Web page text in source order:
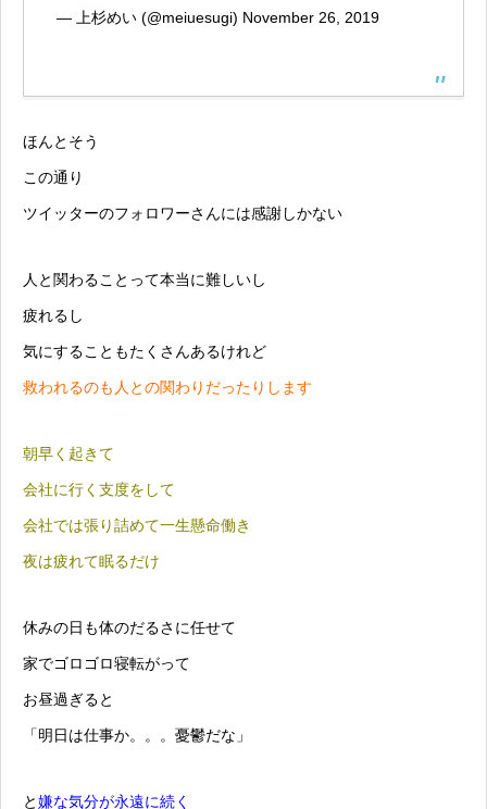
— 上杉めい (@meiuesugi) November 26, 2019
ほんとそう
この通り
ツイッターのフォロワーさんには感謝しかない
人と関わることって本当に難しいし
疲れるし
気にすることもたくさんあるけれど
救われるのも人との関わりだったりします
朝早く起きて
会社に行く支度をして
会社では張り詰めて一生懸命働き
夜は疲れて眠るだけ
休みの日も体のだるさに任せて
家でゴロゴロ寝転がって
お昼過ぎると
「明日は仕事か。。。憂鬱だな」
と嫌な気分が永遠に続く